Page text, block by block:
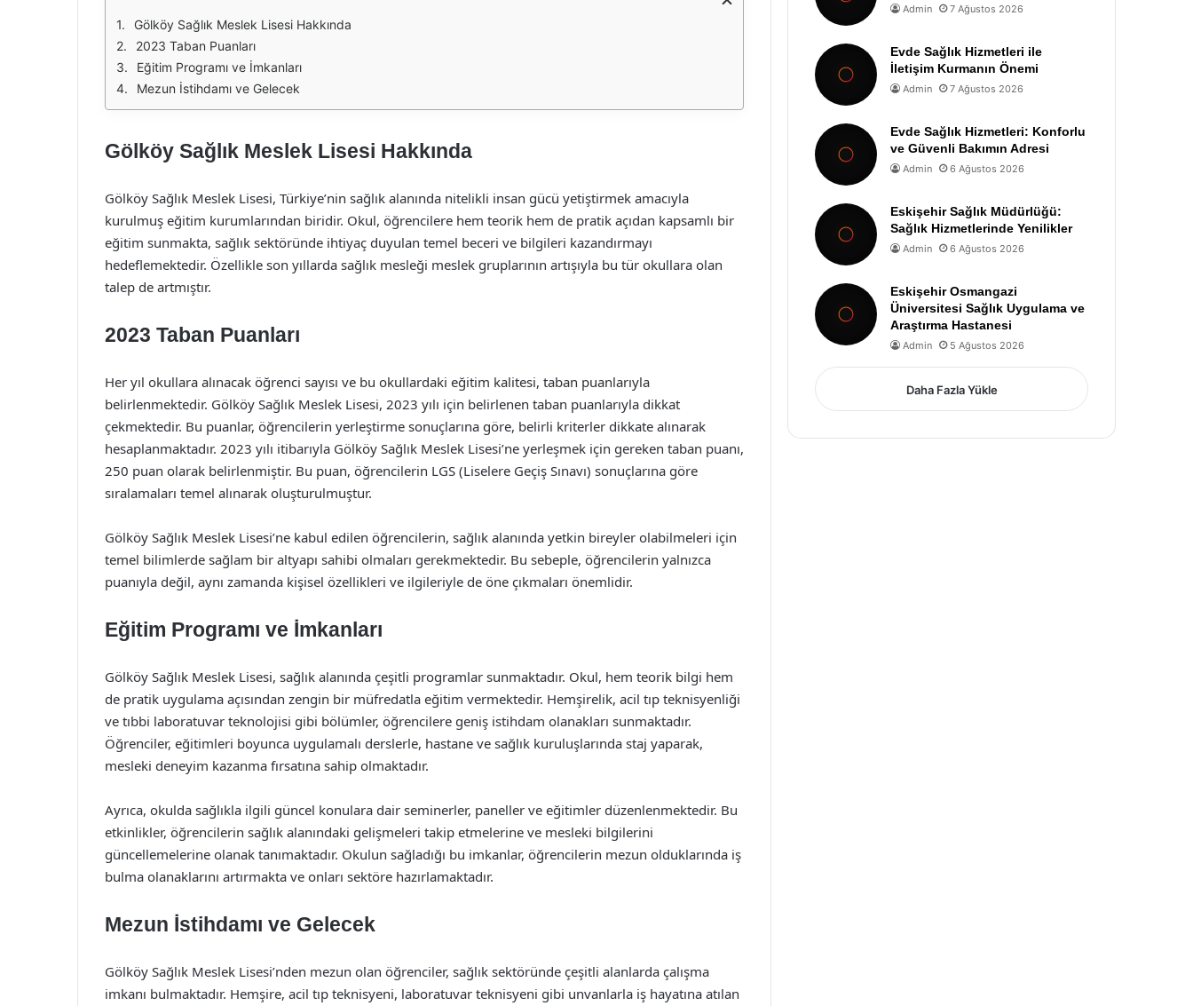
Gölköy Sağlık Meslek Lisesi Hakkında
2023 Taban Puanları
Eğitim Programı ve İmkanları
Mezun İstihdamı ve Gelecek
Gölköy Sağlık Meslek Lisesi Hakkında
Gölköy Sağlık Meslek Lisesi, Türkiye’nin sağlık alanında nitelikli insan gücü yetiştirmek amacıyla
kurulmuş eğitim kurumlarından biridir. Okul, öğrencilere hem teorik hem de pratik açıdan kapsamlı bir
eğitim sunmakta, sağlık sektöründe ihtiyaç duyulan temel beceri ve bilgileri kazandırmayı
hedeflemektedir. Özellikle son yıllarda sağlık mesleği meslek gruplarının artışıyla bu tür okullara olan
talep de artmıştır.
2023 Taban Puanları
Her yıl okullara alınacak öğrenci sayısı ve bu okullardaki eğitim kalitesi, taban puanlarıyla
belirlenmektedir. Gölköy Sağlık Meslek Lisesi, 2023 yılı için belirlenen taban puanlarıyla dikkat
çekmektedir. Bu puanlar, öğrencilerin yerleştirme sonuçlarına göre, belirli kriterler dikkate alınarak
hesaplanmaktadır. 2023 yılı itibarıyla Gölköy Sağlık Meslek Lisesi’ne yerleşmek için gereken taban puanı,
250 puan olarak belirlenmiştir. Bu puan, öğrencilerin LGS (Liselere Geçiş Sınavı) sonuçlarına göre
sıralamaları temel alınarak oluşturulmuştur.
Gölköy Sağlık Meslek Lisesi’ne kabul edilen öğrencilerin, sağlık alanında yetkin bireyler olabilmeleri için
temel bilimlerde sağlam bir altyapı sahibi olmaları gerekmektedir. Bu sebeple, öğrencilerin yalnızca
puanıyla değil, aynı zamanda kişisel özellikleri ve ilgileriyle de öne çıkmaları önemlidir.
Eğitim Programı ve İmkanları
Gölköy Sağlık Meslek Lisesi, sağlık alanında çeşitli programlar sunmaktadır. Okul, hem teorik bilgi hem
de pratik uygulama açısından zengin bir müfredatla eğitim vermektedir. Hemşirelik, acil tıp teknisyenliği
ve tıbbi laboratuvar teknolojisi gibi bölümler, öğrencilere geniş istihdam olanakları sunmaktadır.
Öğrenciler, eğitimleri boyunca uygulamalı derslerle, hastane ve sağlık kuruluşlarında staj yaparak,
mesleki deneyim kazanma fırsatına sahip olmaktadır.
Ayrıca, okulda sağlıkla ilgili güncel konulara dair seminerler, paneller ve eğitimler düzenlenmektedir. Bu
etkinlikler, öğrencilerin sağlık alanındaki gelişmeleri takip etmelerine ve mesleki bilgilerini
güncellemelerine olanak tanımaktadır. Okulun sağladığı bu imkanlar, öğrencilerin mezun olduklarında iş
bulma olanaklarını artırmakta ve onları sektöre hazırlamaktadır.
Mezun İstihdamı ve Gelecek
Gölköy Sağlık Meslek Lisesi’nden mezun olan öğrenciler, sağlık sektöründe çeşitli alanlarda çalışma
imkanı bulmaktadır. Hemşire, acil tıp teknisyeni, laboratuvar teknisyeni gibi unvanlarla iş hayatına atılan
Admin 7 Ağustos 2026
Evde Sağlık Hizmetleri ile
İletişim Kurmanın Önemi
Admin 7 Ağustos 2026
Evde Sağlık Hizmetleri: Konforlu
ve Güvenli Bakımın Adresi
Admin 6 Ağustos 2026
Eskişehir Sağlık Müdürlüğü:
Sağlık Hizmetlerinde Yenilikler
Admin 6 Ağustos 2026
Eskişehir Osmangazi
Üniversitesi Sağlık Uygulama ve
Araştırma Hastanesi
Admin 5 Ağustos 2026
Daha Fazla Yükle